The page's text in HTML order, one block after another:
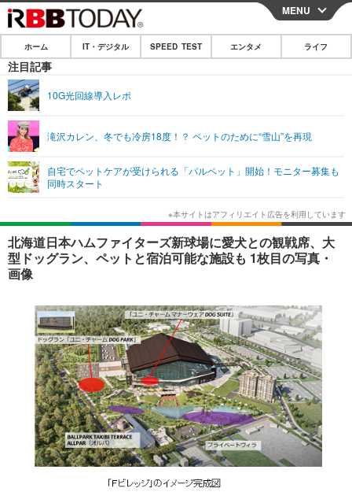
CLOSE
ホーム
IT・デジタル
ショッピング その他
SPEED TEST
エンタメ
エンタメTOP
韓国・芸能
音楽 スポーツ
ショッピング その他
ライフ
ライフTOP グルメ
ペット ショッピング
リリース一覧
プッシュ通知の停止方法
MENU
ホーム IT・デジタル SPEED TEST エンタメ ライフ
注目記事
10G光回線導入レポ
滝沢カレン、冬でも冷房18度！？ ペットのために“雪山”を再現
自宅でペットケアが受けられる「パルペット」開始！モニター募集も
同時スタート
北海道日本ハムファイターズ新球場に愛犬との観戦席、大
型ドッグラン、ペットと宿泊可能な施設も 1枚目の写真・
画像